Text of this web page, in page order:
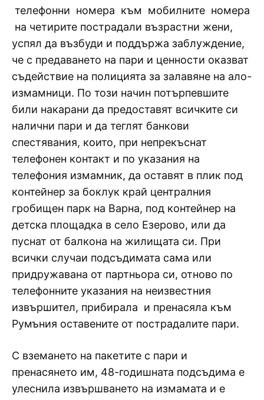
телефонни номера към мобилните номера
на четирите пострадали възрастни жени,
успял да възбуди и поддържа заблуждение,
че с предаването на пари и ценности оказват
съдействие на полицията за залавяне на ало-
измамници. По този начин потърпевшите
били накарани да предоставят всичките си
налични пари и да теглят банкови
спестявания, които, при непрекъснат
телефонен контакт и по указания на
телефония измамник, да оставят в плик под
контейнер за боклук край централния
гробищен парк на Варна, под контейнер на
детска площадка в село Езерово, или да
пуснат от балкона на жилищата си. При
всички случаи подсъдимата сама или
придружавана от партньора си, отново по
телефонните указания на неизвестния
извършител, прибирала и пренасяла към
Румъния оставените от пострадалите пари.
С вземането на пакетите с пари и
пренасянето им, 48-годишната подсъдима е
улеснила извършването на измамата и е